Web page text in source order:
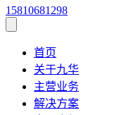
15810681298
首页
关于九华
主营业务
解决方案